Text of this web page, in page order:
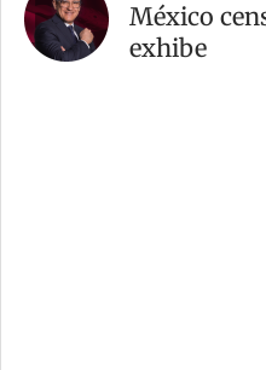
México
exhibe